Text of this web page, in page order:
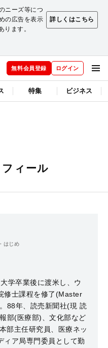
ニーズ等につ
の広告を表示
ます。
詳しくはこちら
無料会員登録 ログイン
特集 ビジネス
フィール
はじめ
学卒業後に渡米し、ウ
修士課程を修了(Master
88年、読売新聞社(現 読
部(医療部)、文化部など
部主任研究員、医療ネッ
ィア局専門委員として勤